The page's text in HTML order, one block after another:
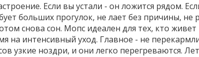
Если вы устали - он ложится рядом.
больших прогулок, не лает без причины, не
снова сон. Мопс идеален для тех, кто живет
на интенсивный уход. Главное - не
узкие ноздри, и они легко перегреваются.